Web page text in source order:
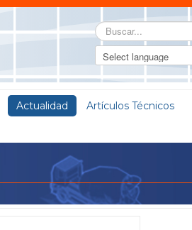
Buscar...
Actualidad Artículos Técnicos